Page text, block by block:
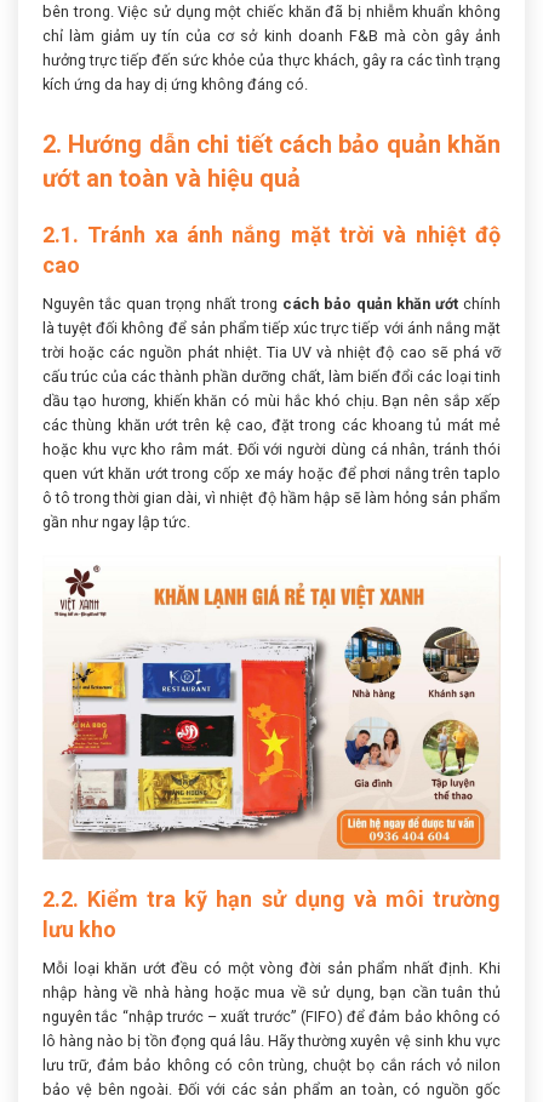
bên trong. Việc sử dụng một chiếc khăn đã bị nhiễm khuẩn không
chỉ làm giảm uy tín của cơ sở kinh doanh F&B mà còn gây ảnh
hưởng trực tiếp đến sức khỏe của thực khách, gây ra các tình trạng
kích ứng da hay dị ứng không đáng có.
2. Hướng dẫn chi tiết cách bảo quản khăn
ướt an toàn và hiệu quả
2.1. Tránh xa ánh nắng mặt trời và nhiệt độ
cao
Nguyên tắc quan trọng nhất trong cách bảo quản khăn ướt chính
là tuyệt đối không để sản phẩm tiếp xúc trực tiếp với ánh nắng mặt
trời hoặc các nguồn phát nhiệt. Tia UV và nhiệt độ cao sẽ phá vỡ
cấu trúc của các thành phần dưỡng chất, làm biến đổi các loại tinh
dầu tạo hương, khiến khăn có mùi hắc khó chịu. Bạn nên sắp xếp
các thùng khăn ướt trên kệ cao, đặt trong các khoang tủ mát mẻ
hoặc khu vực kho râm mát. Đối với người dùng cá nhân, tránh thói
quen vứt khăn ướt trong cốp xe máy hoặc để phơi nắng trên taplo
ô tô trong thời gian dài, vì nhiệt độ hầm hập sẽ làm hỏng sản phẩm
gần như ngay lập tức.
2.2. Kiểm tra kỹ hạn sử dụng và môi trường
lưu kho
Mỗi loại khăn ướt đều có một vòng đời sản phẩm nhất định. Khi
nhập hàng về nhà hàng hoặc mua về sử dụng, bạn cần tuân thủ
nguyên tắc “nhập trước – xuất trước” (FIFO) để đảm bảo không có
lô hàng nào bị tồn đọng quá lâu. Hãy thường xuyên vệ sinh khu vực
lưu trữ, đảm bảo không có côn trùng, chuột bọ cắn rách vỏ nilon
bảo vệ bên ngoài. Đối với các sản phẩm an toàn, có nguồn gốc